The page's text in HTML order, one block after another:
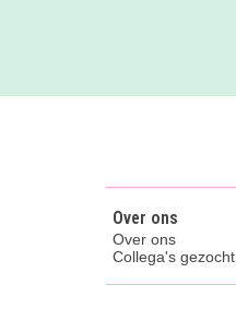
Over ons
Over ons
Collega's gezocht